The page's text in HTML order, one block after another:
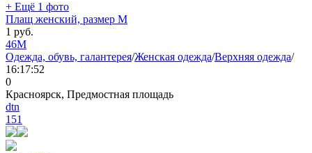
+ Ещё 1 фото
Плащ женский, размер М
1 руб.
46M
Одежда, обувь, галантерея/Женская одежда/Верхняя одежда/
16:17:52
0
Красноярск, Предмостная площадь
dtn
151